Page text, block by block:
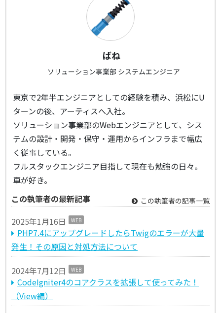
ばね
ソリューション事業部 システムエンジニア
東京で2年半エンジニアとしての経験を積み、浜松にU
ターンの後、アーティスへ入社。
ソリューション事業部のWebエンジニアとして、シス
テムの設計・開発・保守・運用からインフラまで幅広
く従事している。
フルスタックエンジニア目指して現在も勉強の日々。
車が好き。
この執筆者の最新記事
この執筆者の記事一覧
2025年1月16日 WEB
PHP7.4にアップグレードしたらTwigのエラーが大量
発生！その原因と対処方法について
2024年7月12日 WEB
CodeIgniter4のコアクラスを拡張して使ってみた！
（View編）